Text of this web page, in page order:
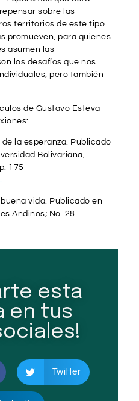
sobre las
territorios de este tipo
promueven, para quienes
asumen las
los desafíos que nos
pero también
de Gustavo Esteva
la esperanza. Publicado
Bolivariana,
175-
vida. Publicado en
Andinos; No. 28
esta
en tus
Twitter